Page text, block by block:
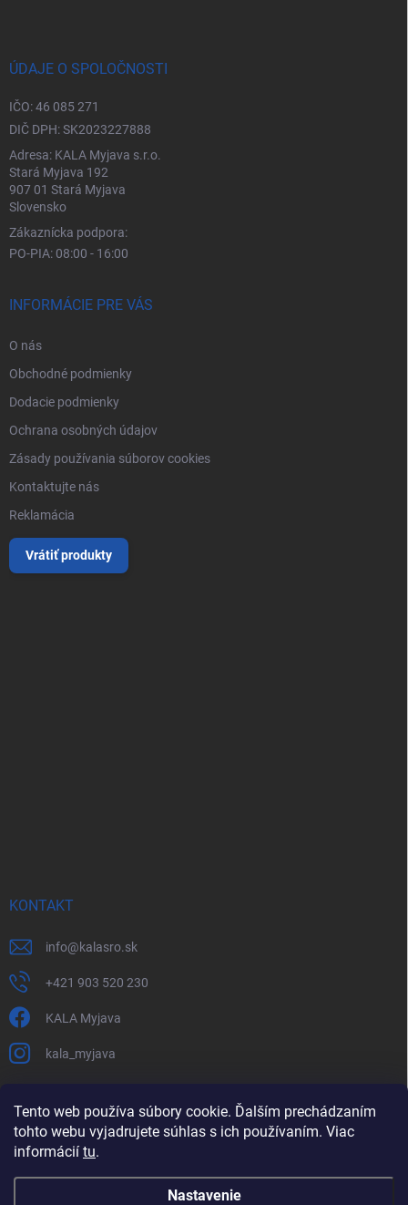
Tento web používa súbory cookie. Ďalším prechádzaním
tohto webu vyjadrujete súhlas s ich používaním. Viac
informácií tu.
Nastavenie
ÚDAJE O SPOLOČNOSTI
IČO: 46 085 271
DIČ DPH: SK2023227888
Adresa: KALA Myjava s.r.o.
Stará Myjava 192
907 01 Stará Myjava
Slovensko
Zákaznícka podpora:
PO-PIA: 08:00 - 16:00
INFORMÁCIE PRE VÁS
O nás
Obchodné podmienky
Dodacie podmienky
Ochrana osobných údajov
Zásady používania súborov cookies
Kontaktujte nás
Reklamácia
Vrátiť produkty
KONTAKT
info@kalasro.sk
+421 903 520 230
KALA Myjava
kala_myjava